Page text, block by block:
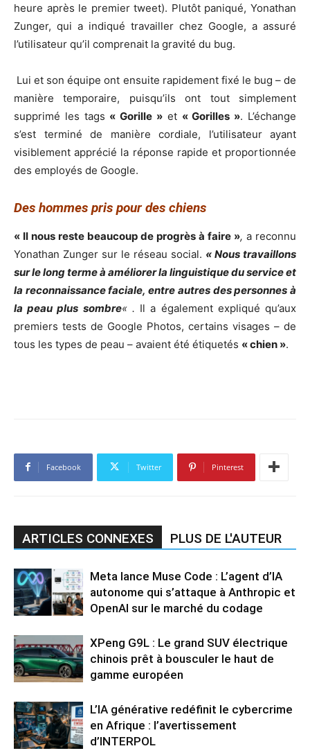
heure après le premier tweet). Plutôt paniqué, Yonathan
Zunger, qui a indiqué travailler chez Google, a assuré
l’utilisateur qu’il comprenait la gravité du bug.
Lui et son équipe ont ensuite rapidement fixé le bug – de
manière temporaire, puisqu’ils ont tout simplement
supprimé les tags « Gorille » et « Gorilles ». L’échange
s’est terminé de manière cordiale, l’utilisateur ayant
visiblement apprécié la réponse rapide et proportionnée
des employés de Google.
Des hommes pris pour des chiens
« Il nous reste beaucoup de progrès à faire », a reconnu
Yonathan Zunger sur le réseau social. « Nous travaillons
sur le long terme à améliorer la linguistique du service et
la reconnaissance faciale, entre autres des personnes à
la peau plus sombre« . Il a également expliqué qu’aux
premiers tests de Google Photos, certains visages – de
tous les types de peau – avaient été étiquetés « chien ».
Facebook Twitter Pinterest
ARTICLES CONNEXES PLUS DE L'AUTEUR
Meta lance Muse Code : L’agent d’IA
autonome qui s’attaque à Anthropic et
OpenAI sur le marché du codage
XPeng G9L : Le grand SUV électrique
chinois prêt à bousculer le haut de
gamme européen
L’IA générative redéfinit le cybercrime
en Afrique : l’avertissement
d’INTERPOL